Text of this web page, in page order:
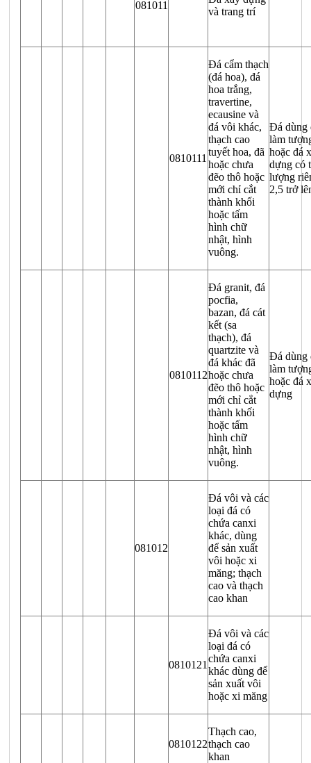
081011
và trang trí
0810111
Đá cẩm thạch
(đá hoa), đá
hoa trắng,
travertine,
ecausine và
đá vôi khác,
thạch cao
tuyết hoa, đã
hoặc chưa
đẽo thô hoặc
mới chỉ cắt
thành khối
hoặc tấm
hình chữ
nhật, hình
vuông.
Đá dùng
làm
hoặc đá
dựng có
lượng
2,5 trở
0810112
Đá granit, đá
pocfia,
bazan, đá cát
kết (sa
thạch), đá
quartzite và
đá khác đã
hoặc chưa
đẽo thô hoặc
mới chỉ cắt
thành khối
hoặc tấm
hình chữ
nhật, hình
vuông.
Đá dùng
làm
hoặc đá
dựng
081012
Đá vôi và các
loại đá có
chứa canxi
khác, dùng
để sản xuất
vôi hoặc xi
măng; thạch
cao và thạch
cao khan
0810121
Đá vôi và các
loại đá có
chứa canxi
khác dùng để
sản xuất vôi
hoặc xi măng
0810122
Thạch cao,
thạch cao
khan